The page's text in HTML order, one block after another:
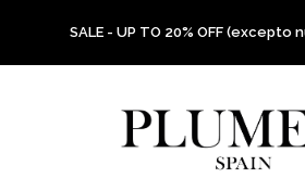
SALE - UP TO 20% OFF